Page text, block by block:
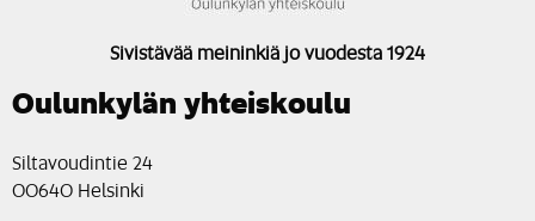
Sivistävää meininkiä jo vuodesta 1924
Oulunkylän yhteiskoulu
Siltavoudintie 24
00640 Helsinki